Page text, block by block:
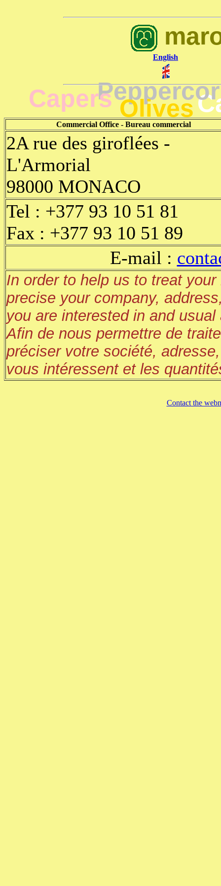
English
CapersOlives
Commercial Office - Bureau commercial
2A rue des giroflées -
L'Armorial
98000 MONACO
Tel : +377 93 10 51 81
Fax : +377 93 10 51 89
E-mail :
In order to help us to treat
precise your company,
you are interested in and
Afin de nous permettre de
préciser votre société,
vous intéressent et les
Contact the